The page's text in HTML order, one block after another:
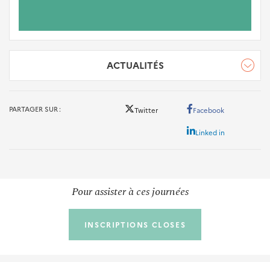
ACTUALITÉS
Café Croissant Quartier #4
PARTAGER SUR Twitter Facebook
Linked in
Pour assister à ces journées
INSCRIPTIONS CLOSES